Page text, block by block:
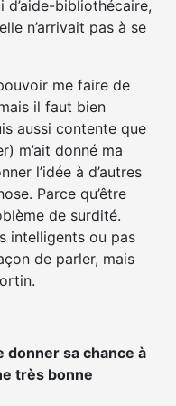
d’aide-bibliothécaire,
n’arrivait pas à se
me faire de
il faut bien
aussi contente que
m’ait donné ma
l’idée à d’autres
Parce qu’être
de surdité.
intelligents ou pas
de parler, mais
donner sa chance à
très bonne